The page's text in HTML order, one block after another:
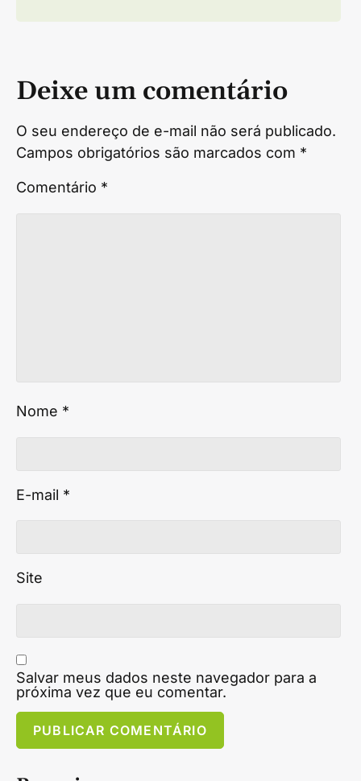
Deixe um comentário
O seu endereço de e-mail não será publicado.
Campos obrigatórios são marcados com *
Comentário *
Nome *
E-mail *
Site
Salvar meus dados neste navegador para a
próxima vez que eu comentar.